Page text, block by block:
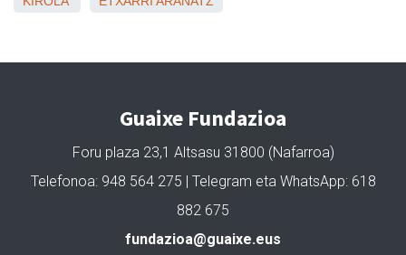
Guaixe Fundazioa
Foru plaza 23,1 Altsasu 31800 (Nafarroa)
Telefonoa: 948 564 275 | Telegram eta WhatsApp: 618
882 675
fundazioa@guaixe.eus